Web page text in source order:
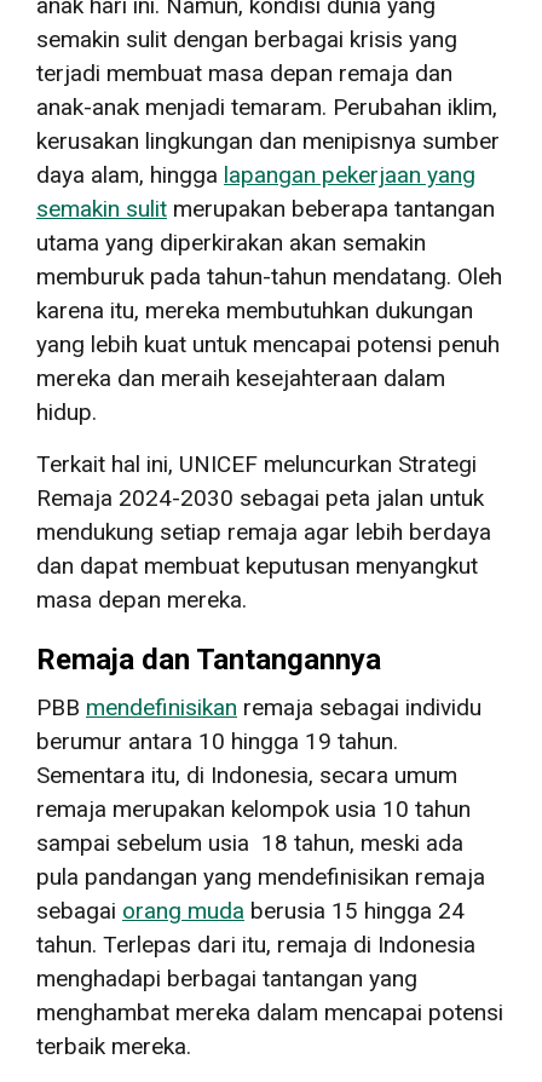
semakin sulit dengan berbagai krisis yang
terjadi membuat masa depan remaja dan
anak-anak menjadi temaram. Perubahan iklim,
kerusakan lingkungan dan menipisnya sumber
daya alam, hingga lapangan pekerjaan yang
semakin sulit merupakan beberapa tantangan
utama yang diperkirakan akan semakin
memburuk pada tahun-tahun mendatang. Oleh
karena itu, mereka membutuhkan dukungan
yang lebih kuat untuk mencapai potensi penuh
mereka dan meraih kesejahteraan dalam
hidup.
Terkait hal ini, UNICEF meluncurkan Strategi
Remaja 2024-2030 sebagai peta jalan untuk
mendukung setiap remaja agar lebih berdaya
dan dapat membuat keputusan menyangkut
masa depan mereka.
Remaja dan Tantangannya
PBB mendefinisikan remaja sebagai individu
berumur antara 10 hingga 19 tahun.
Sementara itu, di Indonesia, secara umum
remaja merupakan kelompok usia 10 tahun
sampai sebelum usia 18 tahun, meski ada
pula pandangan yang mendefinisikan remaja
sebagai orang muda berusia 15 hingga 24
tahun. Terlepas dari itu, remaja di Indonesia
menghadapi berbagai tantangan yang
menghambat mereka dalam mencapai potensi
terbaik mereka.